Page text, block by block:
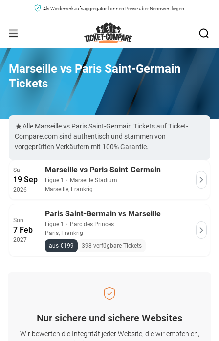
Als Wiederverkaufsaggregator können Preise über Nennwert liegen.
Marseille vs Paris Saint-Germain
Tickets
Alle Marseille vs Paris Saint-Germain Tickets auf Ticket-
Compare.com sind authentisch und stammen von
vorgeprüften Verkäufern mit 100% Garantie.
Sa
19 Sep
2026
Marseille vs Paris Saint-Germain
Ligue 1 ・ Marseille Stadium
Marseille, Frankrig
Son
7 Feb
2027
Paris Saint-Germain vs Marseille
Ligue 1 ・ Parc des Princes
Paris, Frankrig
aus €199
398 verfügbare Tickets
Nur sichere und sichere Websites
Wir bewerten die Integrität jeder Website, die wir empfehlen,